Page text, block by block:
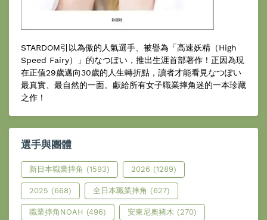
STARDOM引以為傲的人氣選手、被譽為「高速妖精（High
Speed Fairy）」的なつぽい，推出生涯首部著作！正因為現
在正值29歲邁向30歲的人生轉折點，讀者才能看見なつぽい
最真實、最自然的一面。獻給所有女子職業摔角迷的一本珍藏
之作！
選手與團體
新日本職業摔角 (1593) 2026 (1289)
2025 (668) 全日本職業摔角 (627)
職業摔角NOAH (496) 安東尼奧豬木 (270)